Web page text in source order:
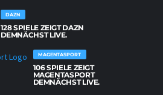
DAZN
128 SPIELE ZEIGT DAZN
DEMNÄCHST LIVE.
MAGENTASPORT
106 SPIELE ZEIGT
MAGENTASPORT
DEMNÄCHST LIVE.